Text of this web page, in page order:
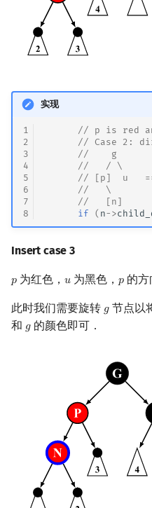
实现
1
2
3
4
5
6
7
8
// p is red
// Case 2:
//    g
//   / \
// [p]  u
//   \
//   [n]
if
( n->
Insert case 3
𝑝
p 为红色，𝑢
u 为黑色，𝑝
p 的
此时我们需要旋转 𝑔
g节点以
和 𝑔
g的颜色即可．